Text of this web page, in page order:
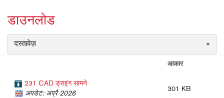
डाउनलोड
दस्तावेज़
आकार
231 CAD ड्राइंग सामने
अपडेट: अप्रै 2026
301 KB